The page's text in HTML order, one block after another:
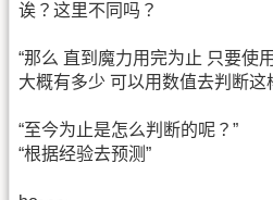
诶？这里不同吗？
“那么 直到魔力用完为止 只要使
大概有多少 可以用数值去判断
“至今为止是怎么判断的呢？”
“根据经验去预测”